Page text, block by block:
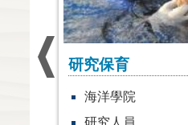
Ocean Tag 學習網